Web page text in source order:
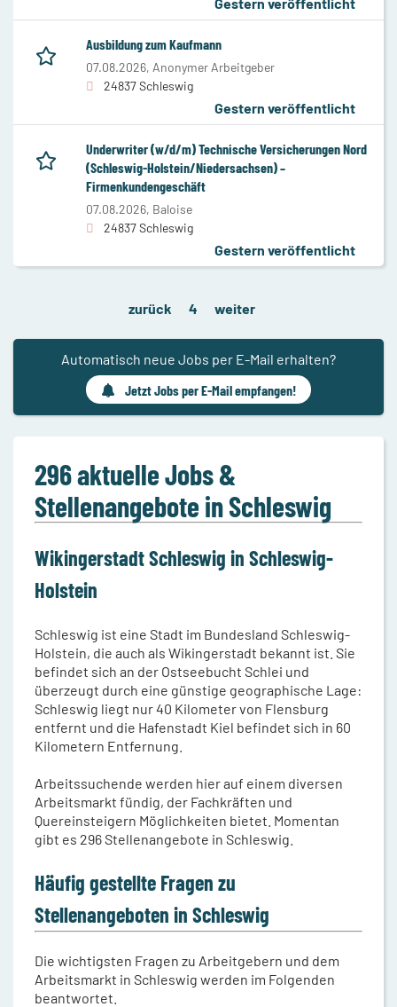
Ausbildung zum Kaufmann
07.08.2026, Anonymer Arbeitgeber
24837 Schleswig
Gestern veröffentlicht
Underwriter (w/d/m) Technische Versicherungen Nord
(Schleswig-Holstein/Niedersachsen) –
Firmenkundengeschäft
07.08.2026, Baloise
24837 Schleswig
Gestern veröffentlicht
zurück 4 weiter
Automatisch neue Jobs per E-Mail erhalten?
Jetzt Jobs per E-Mail empfangen!
296 aktuelle Jobs &
Stellenangebote in Schleswig
Wikingerstadt Schleswig in Schleswig-
Holstein
Schleswig ist eine Stadt im Bundesland Schleswig-
Holstein, die auch als Wikingerstadt bekannt ist. Sie
befindet sich an der Ostseebucht Schlei und
überzeugt durch eine günstige geographische Lage:
Schleswig liegt nur 40 Kilometer von Flensburg
entfernt und die Hafenstadt Kiel befindet sich in 60
Kilometern Entfernung.
Arbeitssuchende werden hier auf einem diversen
Arbeitsmarkt fündig, der Fachkräften und
Quereinsteigern Möglichkeiten bietet. Momentan
gibt es 296 Stellenangebote in Schleswig.
Häufig gestellte Fragen zu
Stellenangeboten in Schleswig
Die wichtigsten Fragen zu Arbeitgebern und dem
Arbeitsmarkt in Schleswig werden im Folgenden
beantwortet.